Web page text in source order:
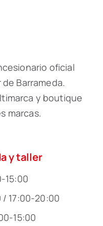
oficial
Barrameda.
y boutique
marcas.
y taller
15:00
17:00-20:00
15:00